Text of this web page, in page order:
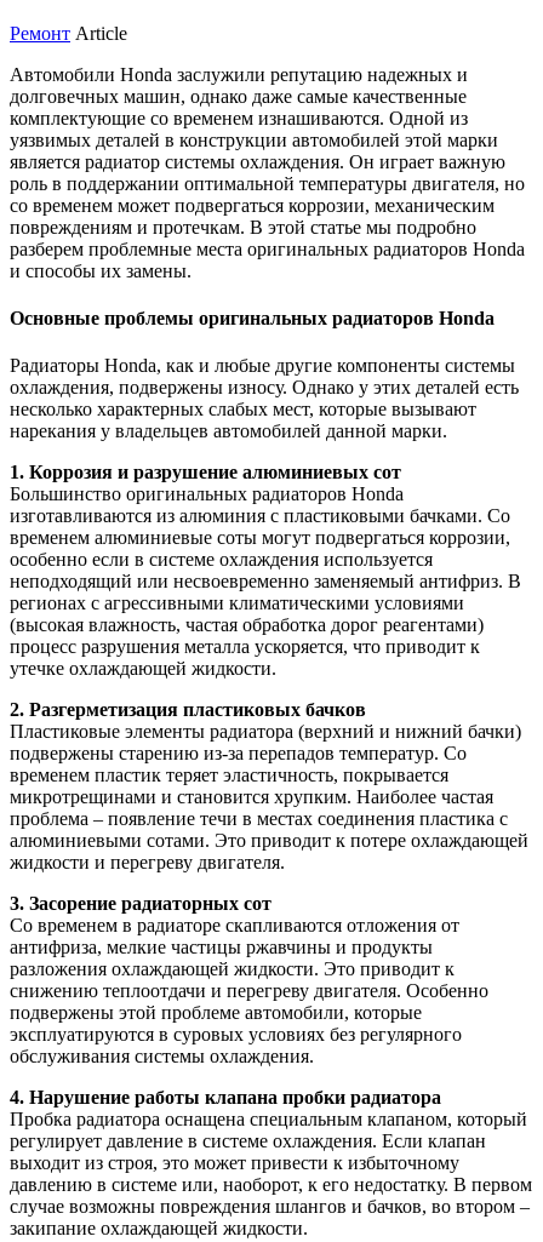
Ремонт Article
Автомобили Honda заслужили репутацию надежных и
долговечных машин, однако даже самые качественные
комплектующие со временем изнашиваются. Одной из
уязвимых деталей в конструкции автомобилей этой марки
является радиатор системы охлаждения. Он играет важную
роль в поддержании оптимальной температуры двигателя, но
со временем может подвергаться коррозии, механическим
повреждениям и протечкам. В этой статье мы подробно
разберем проблемные места оригинальных радиаторов Honda
и способы их замены.
Основные проблемы оригинальных радиаторов Honda
Радиаторы Honda, как и любые другие компоненты системы
охлаждения, подвержены износу. Однако у этих деталей есть
несколько характерных слабых мест, которые вызывают
нарекания у владельцев автомобилей данной марки.
1. Коррозия и разрушение алюминиевых сот
Большинство оригинальных радиаторов Honda
изготавливаются из алюминия с пластиковыми бачками. Со
временем алюминиевые соты могут подвергаться коррозии,
особенно если в системе охлаждения используется
неподходящий или несвоевременно заменяемый антифриз. В
регионах с агрессивными климатическими условиями
(высокая влажность, частая обработка дорог реагентами)
процесс разрушения металла ускоряется, что приводит к
утечке охлаждающей жидкости.
2. Разгерметизация пластиковых бачков
Пластиковые элементы радиатора (верхний и нижний бачки)
подвержены старению из-за перепадов температур. Со
временем пластик теряет эластичность, покрывается
микротрещинами и становится хрупким. Наиболее частая
проблема – появление течи в местах соединения пластика с
алюминиевыми сотами. Это приводит к потере охлаждающей
жидкости и перегреву двигателя.
3. Засорение радиаторных сот
Со временем в радиаторе скапливаются отложения от
антифриза, мелкие частицы ржавчины и продукты
разложения охлаждающей жидкости. Это приводит к
снижению теплоотдачи и перегреву двигателя. Особенно
подвержены этой проблеме автомобили, которые
эксплуатируются в суровых условиях без регулярного
обслуживания системы охлаждения.
4. Нарушение работы клапана пробки радиатора
Пробка радиатора оснащена специальным клапаном, который
регулирует давление в системе охлаждения. Если клапан
выходит из строя, это может привести к избыточному
давлению в системе или, наоборот, к его недостатку. В первом
случае возможны повреждения шлангов и бачков, во втором –
закипание охлаждающей жидкости.